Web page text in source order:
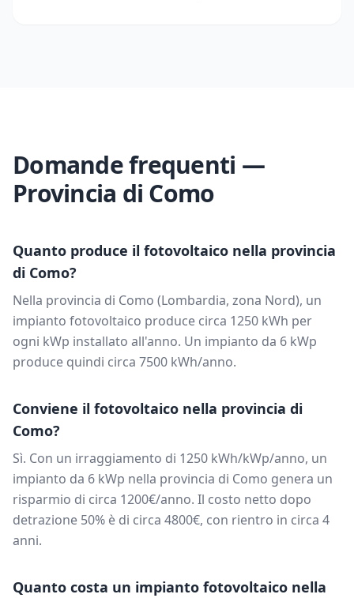
Domande frequenti —
Provincia di Como
Quanto produce il fotovoltaico nella provincia
di Como?
Nella provincia di Como (Lombardia, zona Nord), un
impianto fotovoltaico produce circa 1250 kWh per
ogni kWp installato all'anno. Un impianto da 6 kWp
produce quindi circa 7500 kWh/anno.
Conviene il fotovoltaico nella provincia di
Como?
Sì. Con un irraggiamento di 1250 kWh/kWp/anno, un
impianto da 6 kWp nella provincia di Como genera un
risparmio di circa 1200€/anno. Il costo netto dopo
detrazione 50% è di circa 4800€, con rientro in circa 4
anni.
Quanto costa un impianto fotovoltaico nella